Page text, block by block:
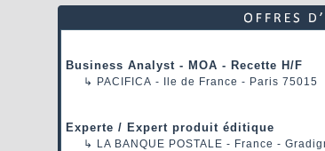
Business Analyst - MOA - Recette H/F
↳ PACIFICA - Ile de France - Paris 75015
Experte / Expert produit éditique
↳ LA BANQUE POSTALE - France -